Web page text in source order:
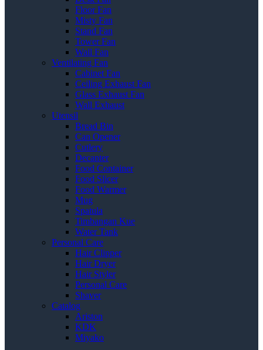
Floor Fan
Misty Fan
Stand Fan
Tower Fan
Wall Fan
Ventilating Fan
Cabinet Fan
Ceiling Exhaust Fan
Glass Exhaust Fan
Wall Exhaust
Utensil
Bread Bin
Can Opener
Cutlery
Decanter
Food Container
Food Slicer
Food Warmer
Mug
Spatula
Timbangan Kue
Water Tank
Personal Care
Hair Clipper
Hair Dryer
Hair Styler
Personal Care
Shaver
Catalog
Ariston
KDK
Miyako